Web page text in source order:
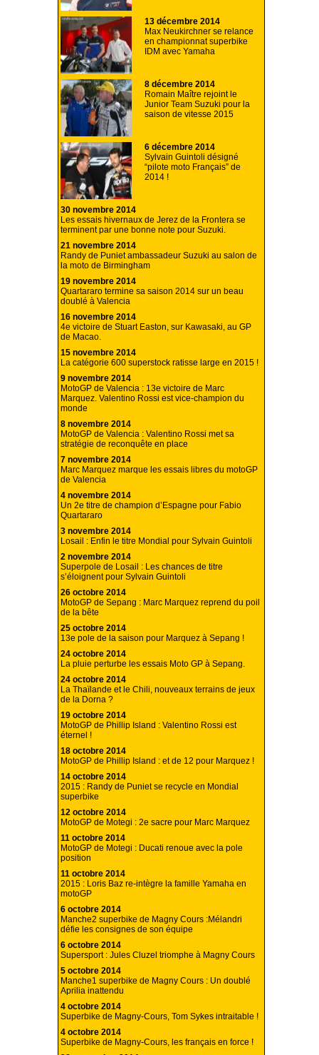
13 décembre 2014
Max Neukirchner se relance
en championnat superbike
IDM avec Yamaha
8 décembre 2014
Romain Maître rejoint le
Junior Team Suzuki pour la
saison de vitesse 2015
6 décembre 2014
Sylvain Guintoli désigné
“pilote moto Français” de
2014 !
30 novembre 2014
Les essais hivernaux de Jerez de la Frontera se
terminent par une bonne note pour Suzuki.
21 novembre 2014
Randy de Puniet ambassadeur Suzuki au salon de
la moto de Birmingham
19 novembre 2014
Quartararo termine sa saison 2014 sur un beau
doublé à Valencia
16 novembre 2014
4e victoire de Stuart Easton, sur Kawasaki, au GP
de Macao.
15 novembre 2014
La catégorie 600 superstock ratisse large en 2015 !
9 novembre 2014
MotoGP de Valencia : 13e victoire de Marc
Marquez. Valentino Rossi est vice-champion du
monde
8 novembre 2014
MotoGP de Valencia : Valentino Rossi met sa
stratégie de reconquête en place
7 novembre 2014
Marc Marquez marque les essais libres du motoGP
de Valencia
4 novembre 2014
Un 2e titre de champion d’Espagne pour Fabio
Quartararo
3 novembre 2014
Losail : Enfin le titre Mondial pour Sylvain Guintoli
2 novembre 2014
Superpole de Losail : Les chances de titre
s’éloignent pour Sylvain Guintoli
26 octobre 2014
MotoGP de Sepang : Marc Marquez reprend du poil
de la bête
25 octobre 2014
13e pole de la saison pour Marquez à Sepang !
24 octobre 2014
La pluie perturbe les essais Moto GP à Sepang.
24 octobre 2014
La Thaïlande et le Chili, nouveaux terrains de jeux
de la Dorna ?
19 octobre 2014
MotoGP de Phillip Island : Valentino Rossi est
éternel !
18 octobre 2014
MotoGP de Phillip Island : et de 12 pour Marquez !
14 octobre 2014
2015 : Randy de Puniet se recycle en Mondial
superbike
12 octobre 2014
MotoGP de Motegi : 2e sacre pour Marc Marquez
11 octobre 2014
MotoGP de Motegi : Ducati renoue avec la pole
position
11 octobre 2014
2015 : Loris Baz re-intègre la famille Yamaha en
motoGP
6 octobre 2014
Manche2 superbike de Magny Cours :Mélandri
défie les consignes de son équipe
6 octobre 2014
Supersport : Jules Cluzel triomphe à Magny Cours
5 octobre 2014
Manche1 superbike de Magny Cours : Un doublé
Aprilia inattendu
4 octobre 2014
Superbike de Magny-Cours, Tom Sykes intraitable !
4 octobre 2014
Superbike de Magny-Cours, les français en force !